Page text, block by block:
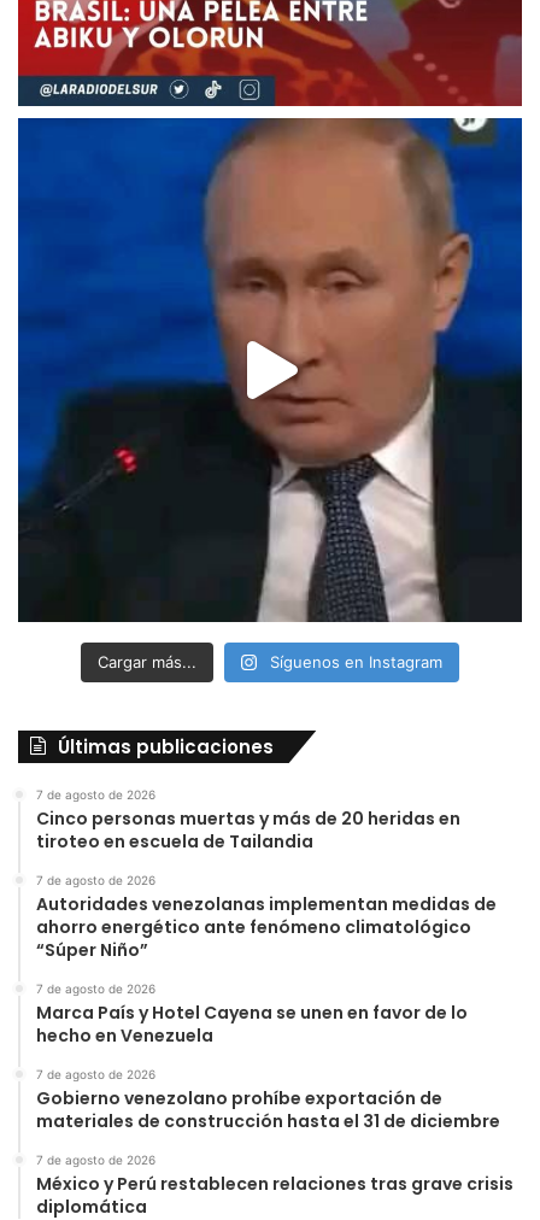
Cargar más... Síguenos en Instagram
Últimas publicaciones
7 de agosto de 2026
Cinco personas muertas y más de 20 heridas en
tiroteo en escuela de Tailandia
7 de agosto de 2026
Autoridades venezolanas implementan medidas de
ahorro energético ante fenómeno climatológico
“Súper Niño”
7 de agosto de 2026
Marca País y Hotel Cayena se unen en favor de lo
hecho en Venezuela
7 de agosto de 2026
Gobierno venezolano prohíbe exportación de
materiales de construcción hasta el 31 de diciembre
7 de agosto de 2026
México y Perú restablecen relaciones tras grave crisis
diplomática